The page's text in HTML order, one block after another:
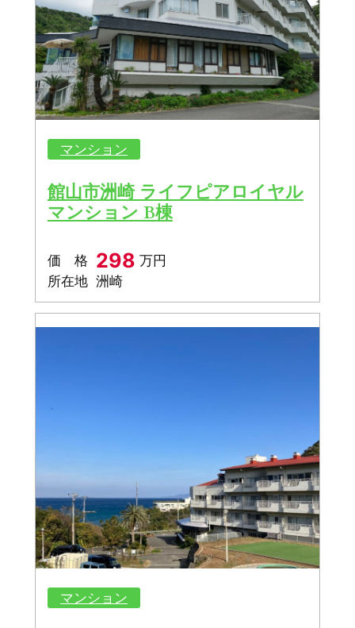
マンション
館山市洲崎 ライフピアロイヤル
マンション B棟
価 格 298 万円
所在地 洲崎
マンション